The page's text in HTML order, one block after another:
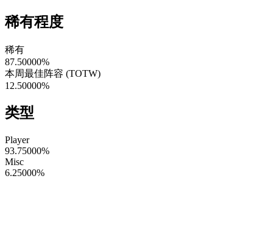
稀有程度
稀有
87.50000%
本周最佳阵容 (TOTW)
12.50000%
类型
Player
93.75000%
Misc
6.25000%